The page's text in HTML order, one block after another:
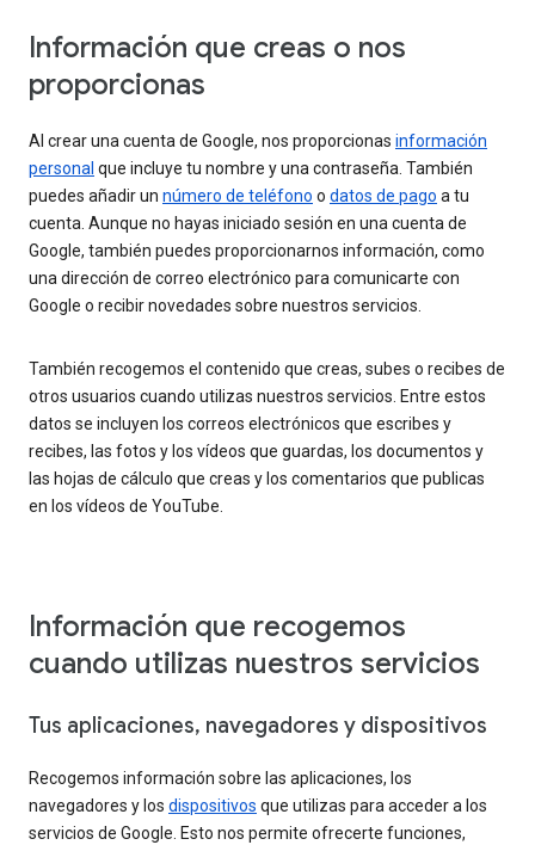
Información que creas o nos
proporcionas
Al crear una cuenta de Google, nos proporcionas información
personal que incluye tu nombre y una contraseña. También
puedes añadir un número de teléfono o datos de pago a tu
cuenta. Aunque no hayas iniciado sesión en una cuenta de
Google, también puedes proporcionarnos información, como
una dirección de correo electrónico para comunicarte con
Google o recibir novedades sobre nuestros servicios.
También recogemos el contenido que creas, subes o recibes de
otros usuarios cuando utilizas nuestros servicios. Entre estos
datos se incluyen los correos electrónicos que escribes y
recibes, las fotos y los vídeos que guardas, los documentos y
las hojas de cálculo que creas y los comentarios que publicas
en los vídeos de YouTube.
Información que recogemos
cuando utilizas nuestros servicios
Tus aplicaciones, navegadores y dispositivos
Recogemos información sobre las aplicaciones, los
navegadores y los dispositivos que utilizas para acceder a los
servicios de Google. Esto nos permite ofrecerte funciones,